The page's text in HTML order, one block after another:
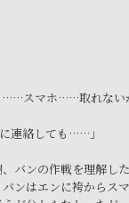
……スマホ……取れない
連絡しても……」
バンの作戦を理解し
ンはエンに袴からス